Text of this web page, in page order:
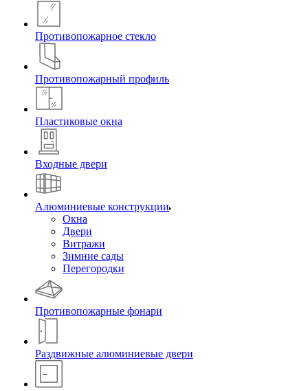
Противопожарное стекло
Противопожарный профиль
Пластиковые окна
Входные двери
Алюминиевые конструкции
Окна
Двери
Витражи
Зимние сады
Перегородки
Противопожарные фонари
Раздвижные алюминиевые двери